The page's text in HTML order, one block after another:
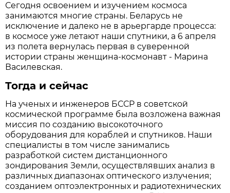
Сегодня освоением и изучением космоса
занимаются многие страны. Беларусь не
исключение и далеко не в арьергарде процесса:
в космосе уже летают наши спутники, а 6 апреля
из полета вернулась первая в суверенной
истории страны женщина-космонавт - Марина
Василевская.
Тогда и сейчас
На ученых и инженеров БССР в советской
космической программе была возложена важная
миссия по созданию высокоточного
оборудования для кораблей и спутников. Наши
специалисты в том числе занимались
разработкой систем дистанционного
зондирования Земли, осуществлявших анализ в
различных диапазонах оптического излучения;
созданием оптоэлектронных и радиотехнических